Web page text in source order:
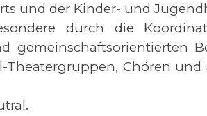
und der Kinder- und
durch die
gemeinschaftsorientierten
Chören